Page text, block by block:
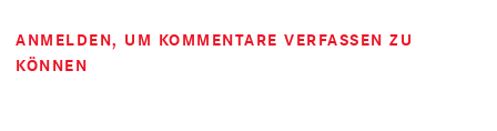
ANMELDEN, UM KOMMENTARE VERFASSEN ZU
KÖNNEN